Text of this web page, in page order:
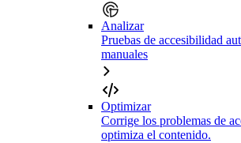
Analizar
Pruebas de accesibilidad
manuales
Optimizar
Corrige los problemas de
optimiza el contenido.